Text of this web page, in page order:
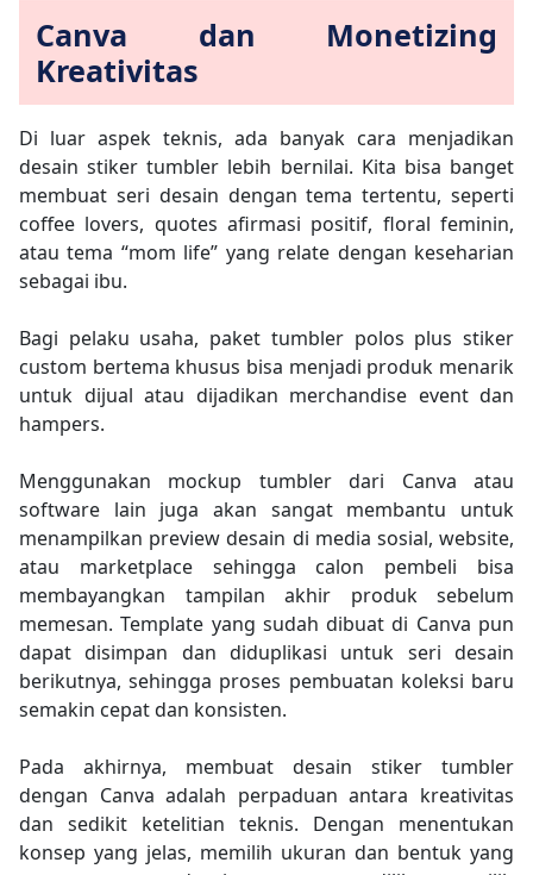
Canva dan Monetizing
Kreativitas
Di luar aspek teknis, ada banyak cara menjadikan
desain stiker tumbler lebih bernilai. Kita bisa banget
membuat seri desain dengan tema tertentu, seperti
coffee lovers, quotes afirmasi positif, floral feminin,
atau tema “mom life” yang relate dengan keseharian
sebagai ibu.
Bagi pelaku usaha, paket tumbler polos plus stiker
custom bertema khusus bisa menjadi produk menarik
untuk dijual atau dijadikan merchandise event dan
hampers.
Menggunakan mockup tumbler dari Canva atau
software lain juga akan sangat membantu untuk
menampilkan preview desain di media sosial, website,
atau marketplace sehingga calon pembeli bisa
membayangkan tampilan akhir produk sebelum
memesan. Template yang sudah dibuat di Canva pun
dapat disimpan dan diduplikasi untuk seri desain
berikutnya, sehingga proses pembuatan koleksi baru
semakin cepat dan konsisten.​
Pada akhirnya, membuat desain stiker tumbler
dengan Canva adalah perpaduan antara kreativitas
dan sedikit ketelitian teknis. Dengan menentukan
konsep yang jelas, memilih ukuran dan bentuk yang